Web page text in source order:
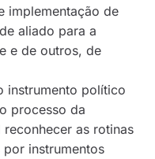
implementação de
aliado para a
e de outros, de
instrumento político
processo da
as rotinas
instrumentos